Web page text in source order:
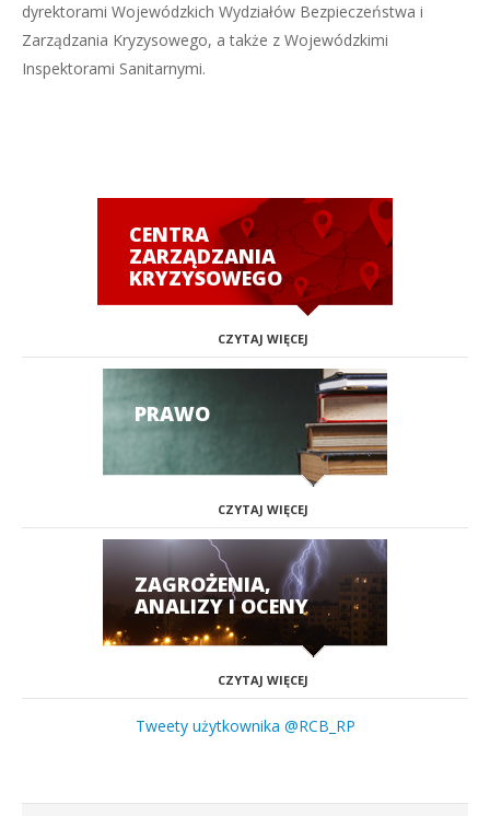
dyrektorami Wojewódzkich Wydziałów Bezpieczeństwa i
Zarządzania Kryzysowego, a także z Wojewódzkimi
Inspektorami Sanitarnymi.
CENTRA
ZARZĄDZANIA
KRYZYSOWEGO
CZYTAJ WIĘCEJ
PRAWO
CZYTAJ WIĘCEJ
ZAGROŻENIA,
ANALIZY I OCENY
CZYTAJ WIĘCEJ
Tweety użytkownika @RCB_RP